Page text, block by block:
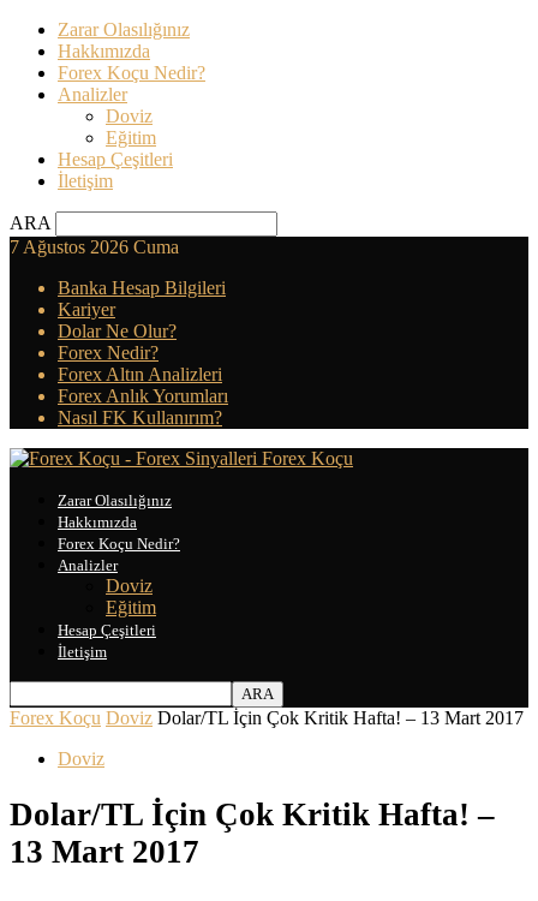
Zarar Olasılığınız
Hakkımızda
Forex Koçu Nedir?
Analizler
Doviz
Eğitim
Hesap Çeşitleri
İletişim
ARA
7 Ağustos 2026 Cuma
Banka Hesap Bilgileri
Kariyer
Dolar Ne Olur?
Forex Nedir?
Forex Altın Analizleri
Forex Anlık Yorumları
Nasıl FK Kullanırım?
Forex Koçu
Zarar Olasılığınız
Hakkımızda
Forex Koçu Nedir?
Analizler
Doviz
Eğitim
Hesap Çeşitleri
İletişim
Forex Koçu Doviz Dolar/TL İçin Çok Kritik Hafta! – 13 Mart 2017
Doviz
Dolar/TL İçin Çok Kritik Hafta! –
13 Mart 2017